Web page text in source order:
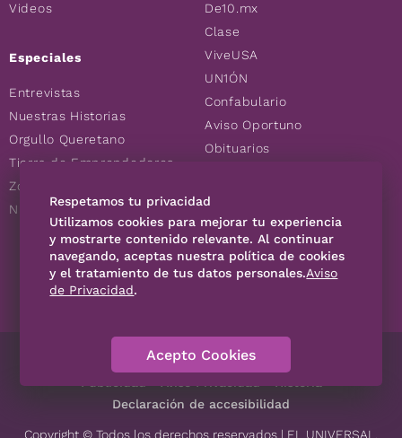
Videos
Especiales
Entrevistas
Nuestras Historias
Orgullo Queretano
Tierra de Emprendedores
Zoociales
Nuevos Queretanos
De10.mx
Clase
ViveUSA
UN1ÓN
Confabulario
Aviso Oportuno
Obituarios
Consultas
SÍGUENOS
Contáctanos Código de Ética
Declaración de accesibilidad
Copyright © Todos los derechos reservados | EL UNIVERSAL,
Respetamos tu privacidad
Utilizamos cookies para mejorar tu experiencia
y mostrarte contenido relevante. Al continuar
navegando, aceptas nuestra política de cookies
y el tratamiento de tus datos personales.Aviso
de Privacidad.
Acepto Cookies